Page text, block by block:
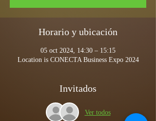
Horario y ubicación
05 oct 2024, 14:30 – 15:15
Location is CONECTA Business Expo 2024
Invitados
Ver todos